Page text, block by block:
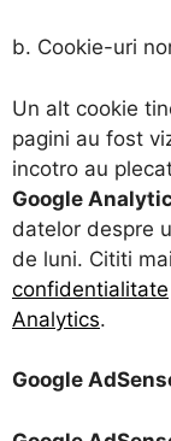
b. Cookie-uri
Un alt cookie
pagini au fost
incotro au
Google
datelor despre
de luni. Cititi
confidentialitate
Analytics.
Google